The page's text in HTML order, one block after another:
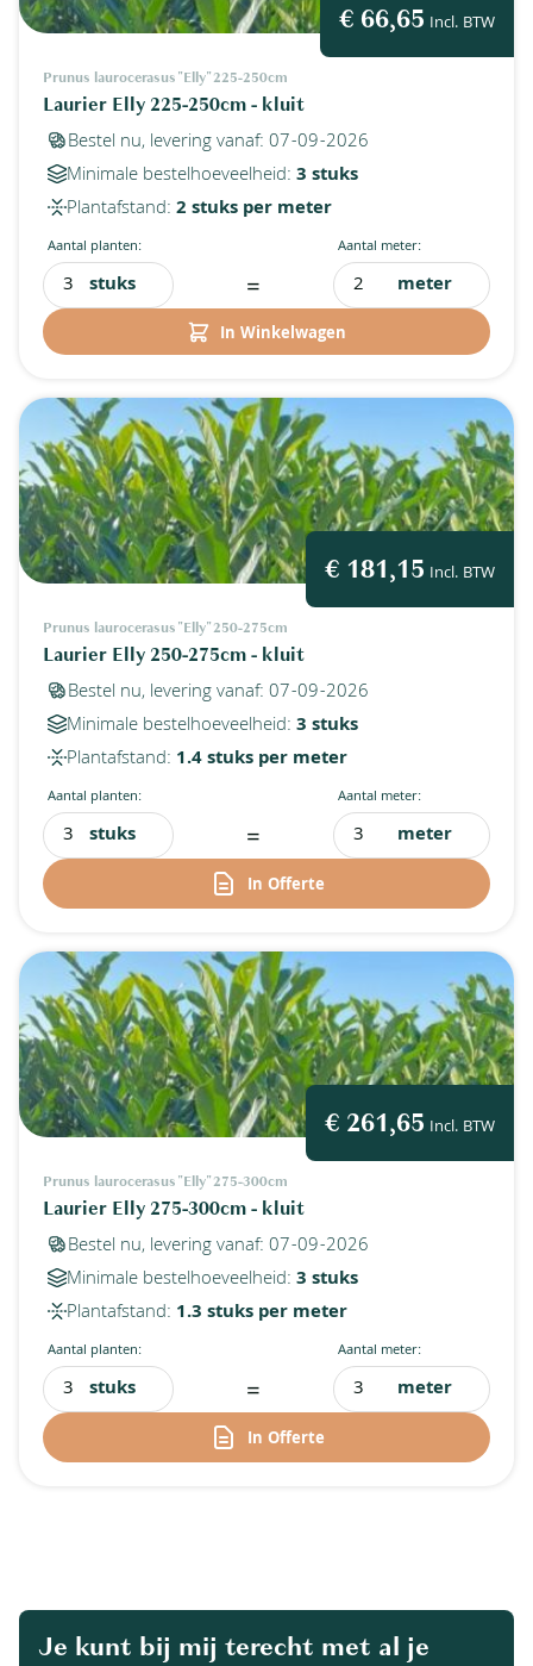
€ 66,65 Incl. BTW
Prunus laurocerasus "Elly" 225-250cm
Laurier Elly 225-250cm - kluit
Bestel nu, levering vanaf: 07-09-2026
Minimale bestelhoeveelheid:3 stuks
Plantafstand:2 stuks per meter
Aantal planten:
stuks =
Aantal meter:
meter
In Winkelwagen
€ 181,15 Incl. BTW
Prunus laurocerasus "Elly" 250-275cm
Laurier Elly 250-275cm - kluit
Bestel nu, levering vanaf: 07-09-2026
Minimale bestelhoeveelheid:3 stuks
Plantafstand: 1.4 stuks per meter
Aantal planten:
stuks =
Aantal meter:
meter
In Offerte
€ 261,65 Incl. BTW
Prunus laurocerasus "Elly" 275-300cm
Laurier Elly 275-300cm - kluit
Bestel nu, levering vanaf: 07-09-2026
Minimale bestelhoeveelheid:3 stuks
Plantafstand: 1.3 stuks per meter
Aantal planten:
stuks =
Aantal meter:
meter
In Offerte
Je kunt bij mij terecht met al je